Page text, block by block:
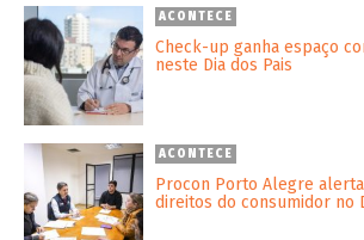
ACONTECE
Check-up ganha espaço
neste Dia dos Pais
ACONTECE
Procon Porto Alegre
direitos do consumidor no